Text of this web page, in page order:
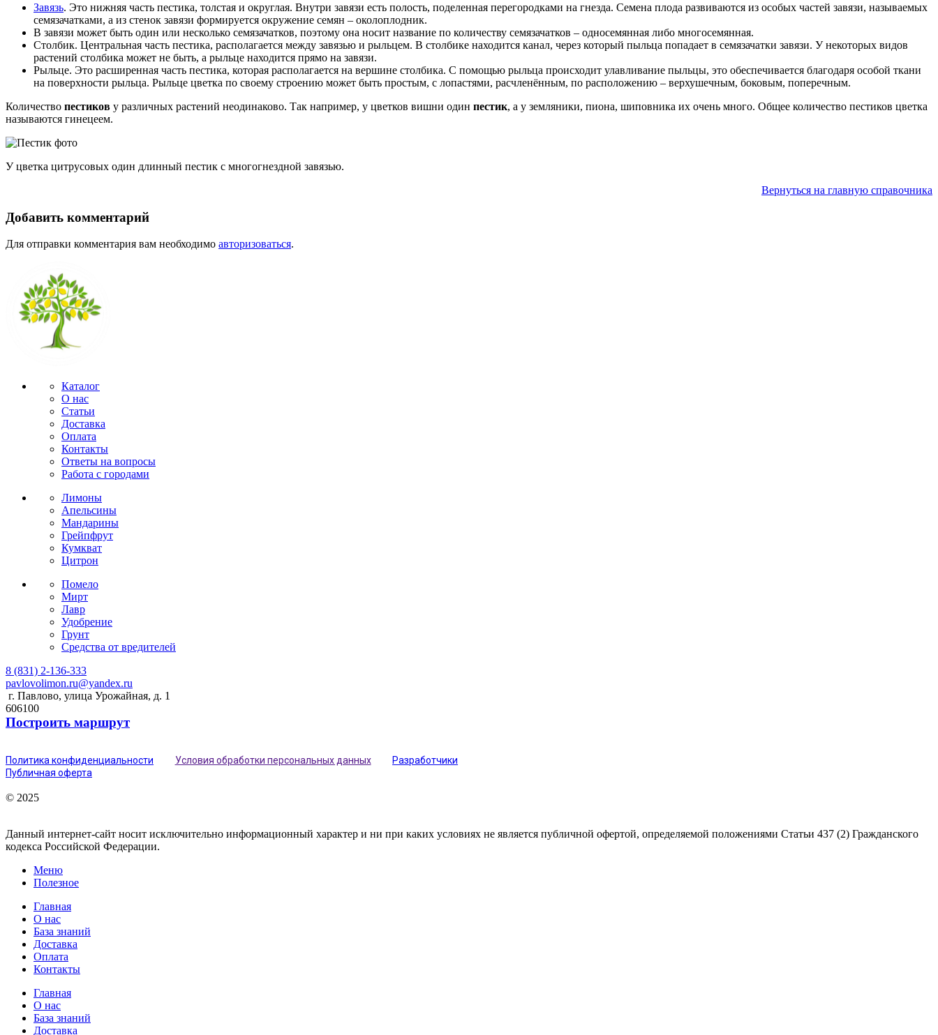
Завязь. Это нижняя часть пестика, толстая и округлая. Внутри завязи есть полость, поделенная перегородками на гнезда. Семена плода развиваются из особых частей завязи, называемых
семязачатками, а из стенок завязи формируется окружение семян – околоплодник.
В завязи может быть один или несколько семязачатков, поэтому она носит название по количеству семязачатков – односемянная либо многосемянная.
Столбик. Центральная часть пестика, располагается между завязью и рыльцем. В столбике находится канал, через который пыльца попадает в семязачатки завязи. У некоторых видов
растений столбика может не быть, а рыльце находится прямо на завязи.
Рыльце. Это расширенная часть пестика, которая располагается на вершине столбика. С помощью рыльца происходит улавливание пыльцы, это обеспечивается благодаря особой ткани
на поверхности рыльца. Рыльце цветка по своему строению может быть простым, с лопастями, расчленённым, по расположению – верхушечным, боковым, поперечным.
Количество пестиков у различных растений неодинаково. Так например, у цветков вишни один пестик, а у земляники, пиона, шиповника их очень много. Общее количество пестиков цветка
называются гинецеем.
У цветка цитрусовых один длинный пестик с многогнездной завязью.
Вернуться на главную справочника
Добавить комментарий
Для отправки комментария вам необходимо авторизоваться.
Каталог
О нас
Статьи
Доставка
Оплата
Контакты
Ответы на вопросы
Работа с городами
Лимоны
Апельсины
Мандарины
Грейпфрут
Кумкват
Цитрон
Помело
Мирт
Лавр
Удобрение
Грунт
Средства от вредителей
8 (831) 2-136-333
pavlovolimon.ru@yandex.ru
г. Павлово, улица Урожайная, д. 1
606100
Построить маршрут
Политика конфиденциальности Условия обработки персональных данных
Разработчики
Публичная оферта
© 2025
Данный интернет-сайт носит исключительно информационный характер и ни при каких условиях не является публичной офертой, определяемой положениями Статьи 437 (2) Гражданского
кодекса Российской Федерации.
Меню
Полезное
Главная
О нас
База знаний
Доставка
Оплата
Контакты
Главная
О нас
База знаний
Доставка